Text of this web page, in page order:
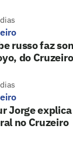
russo faz
do Cruzeiro
Jorge
no Cruzeiro